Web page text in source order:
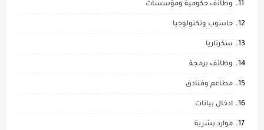
وظائف حكومية ومؤسسات
حاسوب وتكنولوجيا
سكرتاريا
وظائف برمجة
مطاعم وفنادق
ادخال بيانات
موارد بشرية